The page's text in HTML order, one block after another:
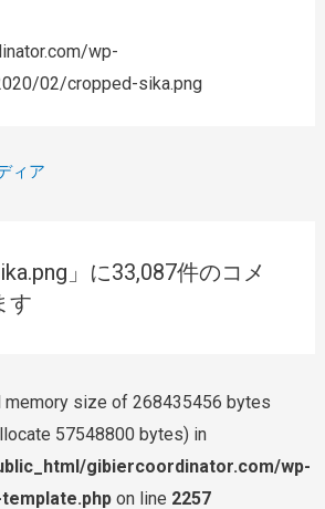
wp-
02/cropped-sika.png
ィア
」に33,087件のコメ
す
memory size of 268435456 bytes
57548800 bytes) in
gibiercoordinator.com/wp-
on line 2257